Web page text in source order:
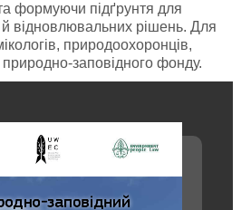
формуючи підґрунтя для
відновлювальних рішень. Для
природоохоронців,
природно-заповідного фонду.